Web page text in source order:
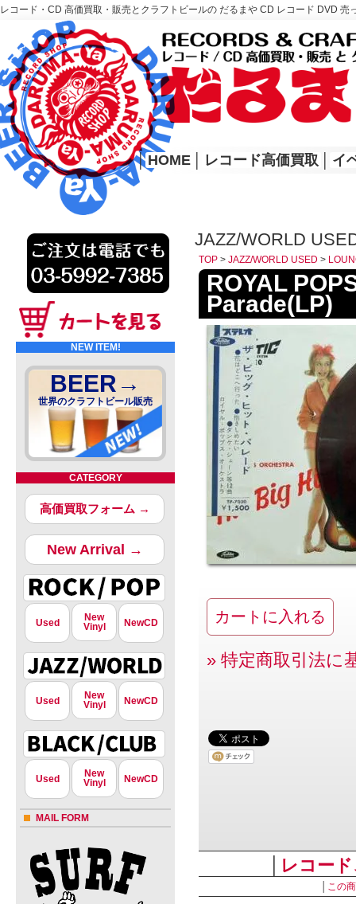
レコード・CD 高価買取・販売とクラフトビールの だるまや CD レコード DVD
レコード高価買取はこちら
HOME
│ HOME レコード高価買取 イ
NEW ITEM!
BEER→
世界のクラフトビール販売
CATEGORY
高価買取フォーム →
New Arrival →
Used
New
Vinyl
NewCD
Used
New
Vinyl
NewCD
Used
New
Vinyl
NewCD
MAIL FORM
JAZZ/WORLD
TOP > JAZZ/WORLD USED >
ROYAL
Parade(LP)
» 特定商取引法に
レコー
この